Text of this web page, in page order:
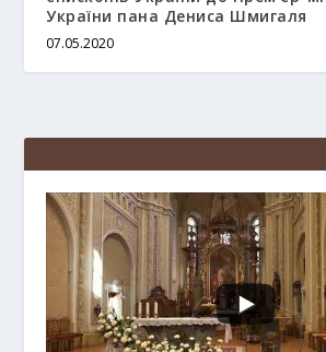
України пана Дениса Шмигаля
07.05.2020